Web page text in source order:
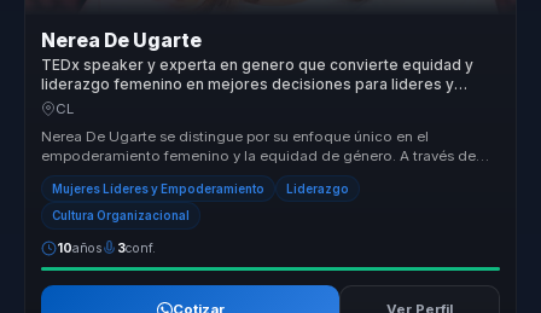
Nerea De Ugarte
TEDx speaker y experta en genero que convierte equidad y
liderazgo femenino en mejores decisiones para lideres y
organizaciones.
CL
Nerea De Ugarte se distingue por su enfoque único en el
empoderamiento femenino y la equidad de género. A través de
sus conferencias, ofr...
Mujeres Líderes y Empoderamiento Liderazgo
Cultura Organizacional
10años 3conf.
Cotizar Ver Perfil